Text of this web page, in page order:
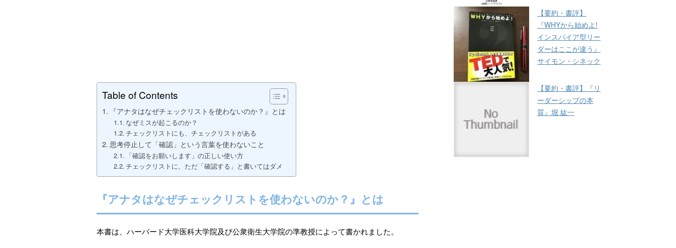
Table of Contents
『アナタはなぜチェックリストを使わないのか？』とは
なぜミスが起こるのか？
チェックリストにも、チェックリストがある
思考停止して「確認」という言葉を使わないこと
「確認をお願いします」の正しい使い方
チェックリストに、ただ「確認する」と書いてはダメ
『アナタはなぜチェックリストを使わないのか？』とは
本書は、ハーバード大学医科大学院及び公衆衛生大学院の準教授によって書かれました。
【要約・書評】
『WHYから始めよ!
インスパイア型リー
ダーはここが違う』
サイモン・シネック
【要約・書評】『リ
ーダーシップの本
質』堀 紘一